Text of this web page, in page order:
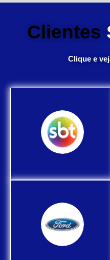
Clientes
Clique e